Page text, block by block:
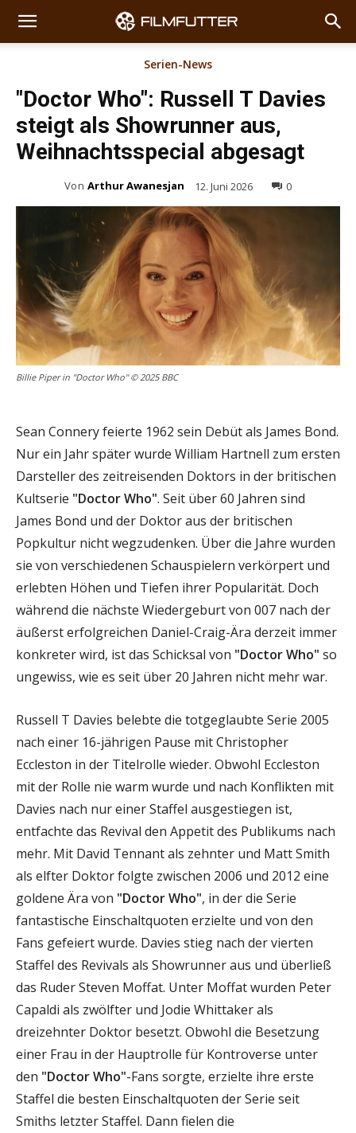
Serien-News
"Doctor Who": Russell T Davies
steigt als Showrunner aus,
Weihnachtsspecial abgesagt
Von Arthur Awanesjan 12. Juni 2026 0
Billie Piper in "Doctor Who" © 2025 BBC
Sean Connery feierte 1962 sein Debüt als James Bond.
Nur ein Jahr später wurde William Hartnell zum ersten
Darsteller des zeitreisenden Doktors in der britischen
Kultserie "Doctor Who". Seit über 60 Jahren sind
James Bond und der Doktor aus der britischen
Popkultur nicht wegzudenken. Über die Jahre wurden
sie von verschiedenen Schauspielern verkörpert und
erlebten Höhen und Tiefen ihrer Popularität. Doch
während die nächste Wiedergeburt von 007 nach der
äußerst erfolgreichen Daniel-Craig-Ära derzeit immer
konkreter wird, ist das Schicksal von "Doctor Who" so
ungewiss, wie es seit über 20 Jahren nicht mehr war.
Russell T Davies belebte die totgeglaubte Serie 2005
nach einer 16-jährigen Pause mit Christopher
Eccleston in der Titelrolle wieder. Obwohl Eccleston
mit der Rolle nie warm wurde und nach Konflikten mit
Davies nach nur einer Staffel ausgestiegen ist,
entfachte das Revival den Appetit des Publikums nach
mehr. Mit David Tennant als zehnter und Matt Smith
als elfter Doktor folgte zwischen 2006 und 2012 eine
goldene Ära von "Doctor Who", in der die Serie
fantastische Einschaltquoten erzielte und von den
Fans gefeiert wurde. Davies stieg nach der vierten
Staffel des Revivals als Showrunner aus und überließ
das Ruder Steven Moffat. Unter Moffat wurden Peter
Capaldi als zwölfter und Jodie Whittaker als
dreizehnter Doktor besetzt. Obwohl die Besetzung
einer Frau in der Hauptrolle für Kontroverse unter
den "Doctor Who"-Fans sorgte, erzielte ihre erste
Staffel die besten Einschaltquoten der Serie seit
Smiths letzter Staffel. Dann fielen die